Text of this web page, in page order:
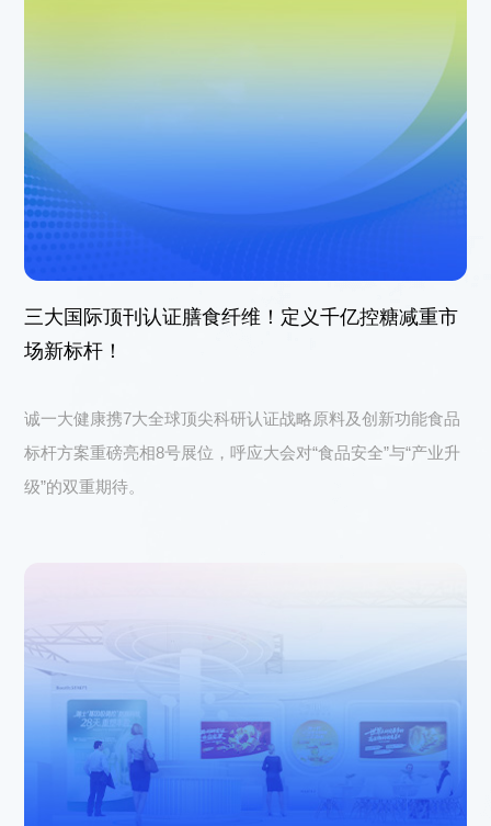
021-5446 8788
上海市徐汇区中山西路1602号宏汇国际广场B
©2023 诚一大健康科技集团有限公司 保留所有权利
沪ICP备
08114433号-4
Powered by zhulu 法律声明 隐私政策
三大国际顶刊认证膳食纤维！定义千亿控糖减重市
场新标杆！
诚一大健康携7大全球顶尖科研认证战略原料及创新功能食品
标杆方案重磅亮相8号展位，呼应大会对“食品安全”与“产业升
级”的双重期待。